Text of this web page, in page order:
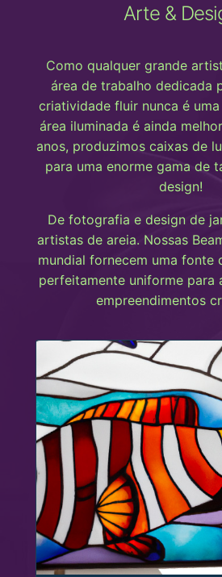
Arte &
Como qualquer grande
área de trabalho dedicada
criatividade fluir nunca é
área iluminada é ainda
anos, produzimos caixas de
para uma enorme gama de
design!
De fotografia e design de
artistas de areia. Nossas
mundial fornecem uma fonte
perfeitamente uniforme para
empreendimentos